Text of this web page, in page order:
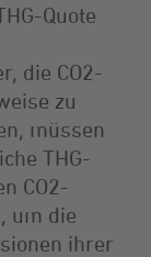
Quote
die CO2-
zu
müssen
THG-
CO2-
um die
ihrer